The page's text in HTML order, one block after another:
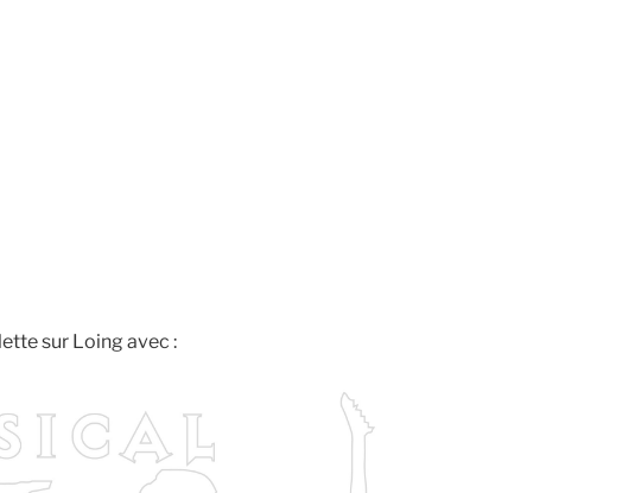
sur Loing avec :